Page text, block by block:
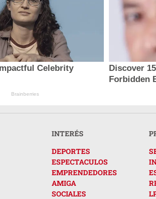
Celebrity
Brainberries
Discover
Forbidden
INTERÉS
DEPORTES
ESPECTACULOS
EMPRENDEDORES
AMIGA
SOCIALES